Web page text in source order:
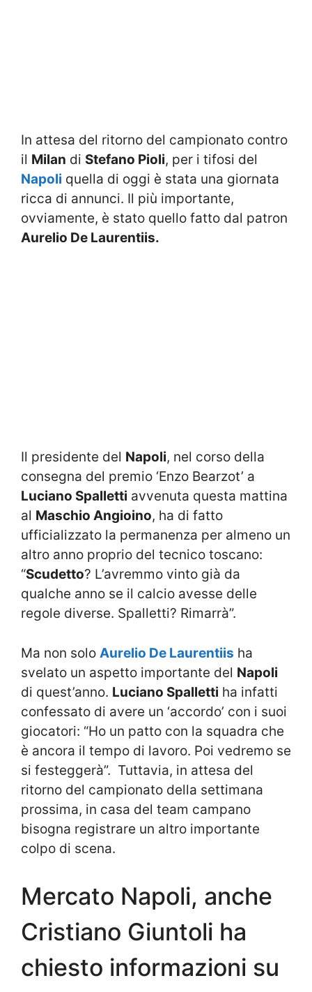
In attesa del ritorno del campionato contro
il Milan di Stefano Pioli, per i tifosi del
Napoli quella di oggi è stata una giornata
ricca di annunci. Il più importante,
ovviamente, è stato quello fatto dal patron
Aurelio De Laurentiis.
Il presidente del Napoli, nel corso della
consegna del premio ‘Enzo Bearzot’ a
Luciano Spalletti avvenuta questa mattina
al Maschio Angioino, ha di fatto
ufficializzato la permanenza per almeno un
altro anno proprio del tecnico toscano:
“Scudetto? L’avremmo vinto già da
qualche anno se il calcio avesse delle
regole diverse. Spalletti? Rimarrà”.
Ma non solo Aurelio De Laurentiis ha
svelato un aspetto importante del Napoli
di quest’anno. Luciano Spalletti ha infatti
confessato di avere un ‘accordo’ con i suoi
giocatori: “Ho un patto con la squadra che
è ancora il tempo di lavoro. Poi vedremo se
si festeggerà”. Tuttavia, in attesa del
ritorno del campionato della settimana
prossima, in casa del team campano
bisogna registrare un altro importante
colpo di scena.
Mercato Napoli, anche
Cristiano Giuntoli ha
chiesto informazioni su